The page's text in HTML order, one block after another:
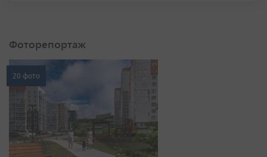
Фоторепортаж
20 фото